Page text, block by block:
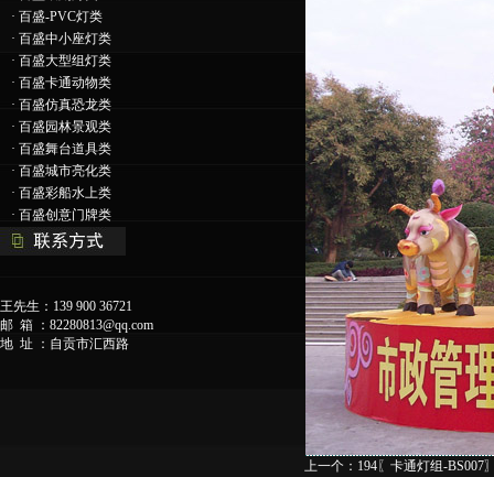
· 百盛-PVC灯类
· 百盛中小座灯类
· 百盛大型组灯类
· 百盛卡通动物类
· 百盛仿真恐龙类
· 百盛园林景观类
· 百盛舞台道具类
· 百盛城市亮化类
· 百盛彩船水上类
· 百盛创意门牌类
王先生：139 900 36721
邮 箱 ： 82280813@qq.com
地 址 ：自贡市汇西路
上一个： 194〖卡通灯组-BS007